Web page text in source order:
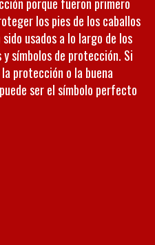
los pies de los caballos
usados ​​a lo largo de los
símbolos de protección. Si
protección o la buena
ser el símbolo perfecto